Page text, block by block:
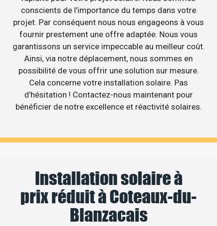
conscients de l’importance du temps dans votre
projet. Par conséquent nous nous engageons à vous
fournir prestement une offre adaptée. Nous vous
garantissons un service impeccable au meilleur coût.
Ainsi, via notre déplacement, nous sommes en
possibilité de vous offrir une solution sur mesure.
Cela concerne votre installation solaire. Pas
d’hésitation ! Contactez-nous maintenant pour
bénéficier de notre excellence et réactivité solaires.
Installation solaire à
prix réduit à Coteaux-du-
Blanzacais